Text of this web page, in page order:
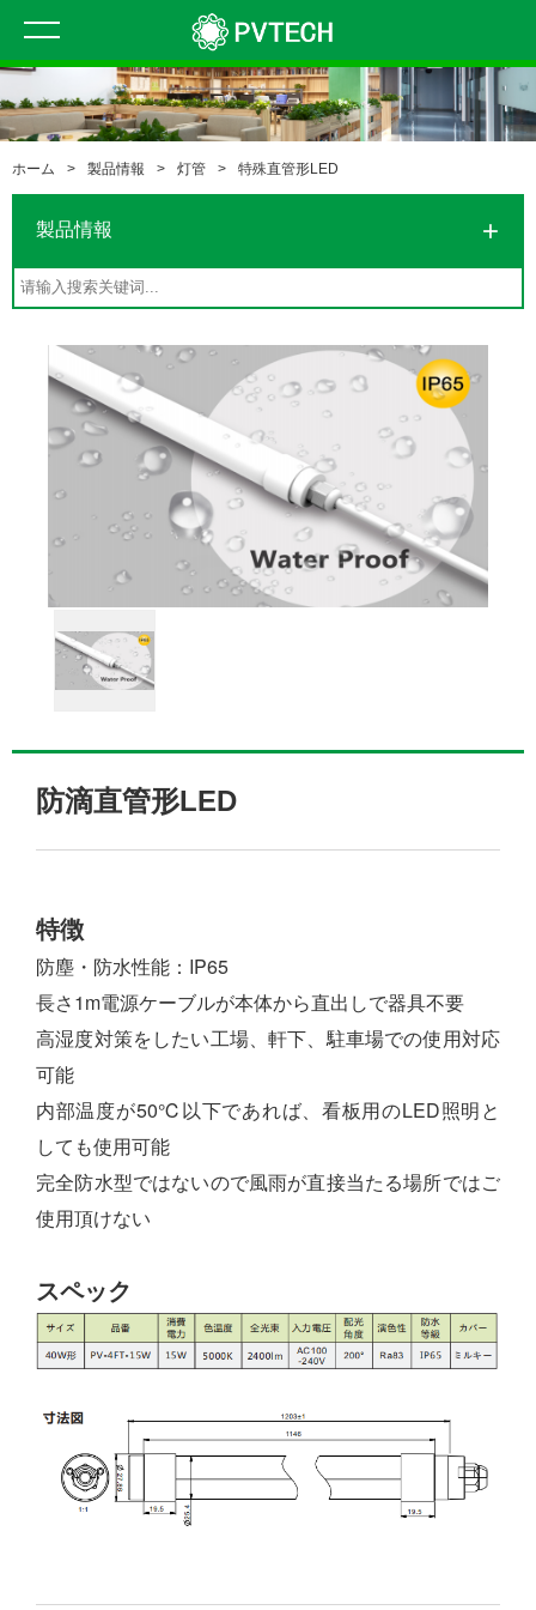
ホーム > 製品情報 > 灯管 > 特殊直管形LED
製品情報
防滴直管形LED
特徴
防塵・防水性能：IP65
長さ1m電源ケーブルが本体から直出しで器具不要
高湿度対策をしたい工場、軒下、駐車場での使用対応
可能
内部温度が50℃以下であれば、看板用のLED照明と
しても使用可能
完全防水型ではないので風雨が直接当たる場所ではご
使用頂けない
スペック